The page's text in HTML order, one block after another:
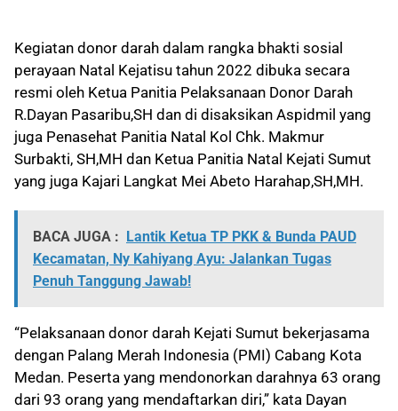
Kegiatan donor darah dalam rangka bhakti sosial
perayaan Natal Kejatisu tahun 2022 dibuka secara
resmi oleh Ketua Panitia Pelaksanaan Donor Darah
R.Dayan Pasaribu,SH dan di disaksikan Aspidmil yang
juga Penasehat Panitia Natal Kol Chk. Makmur
Surbakti, SH,MH dan Ketua Panitia Natal Kejati Sumut
yang juga Kajari Langkat Mei Abeto Harahap,SH,MH.
BACA JUGA : Lantik Ketua TP PKK & Bunda PAUD
Kecamatan, Ny Kahiyang Ayu: Jalankan Tugas
Penuh Tanggung Jawab!
“Pelaksanaan donor darah Kejati Sumut bekerjasama
dengan Palang Merah Indonesia (PMI) Cabang Kota
Medan. Peserta yang mendonorkan darahnya 63 orang
dari 93 orang yang mendaftarkan diri,” kata Dayan